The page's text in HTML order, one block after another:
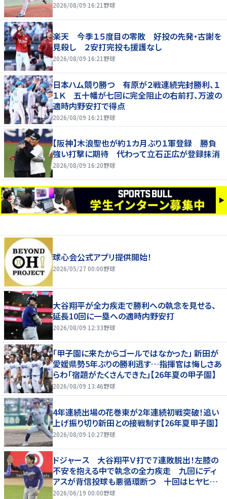
2026/08/09 16:21 野球
楽天 今季１５度目の零敗 好投の先発・古謝を
見殺し ２安打完投も援護なし
2026/08/09 16:21 野球
日本ハム競り勝つ 有原が２戦連続完封勝利、１
１Ｋ 五十幡が七回に完全阻止の右前打、万波の
適時内野安打で得点
2026/08/09 16:21 野球
【阪神】木浪聖也が約１カ月ぶり１軍登録 勝負
強い打撃に期待 代わって立石正広が登録抹消
2026/08/09 16:20野球
球心会公式アプリ提供開始！
2026/05/27 00:00野球
大谷翔平が全力疾走で勝利への執念を見せる、
延長10回に一塁への適時内野安打
2026/08/09 12:33野球
「甲子園に来たからゴールではなかった」 新田が
愛媛県勢5年ぶりの勝利逃す…指揮官は悔しさあ
らわ「宿題がたくさんできた」【26年夏の甲子園】
2026/08/09 13:46野球
4年連続出場の花巻東が2年連続初戦突破！追い
上げ振り切り新田との接戦制す【26年夏甲子園】
2026/08/09 10:27野球
ドジャース 大谷翔平Ｖ打で７連敗脱出！左膝の
不安を抱える中で執念の全力疾走 九回にディ
アスが背信投球も悪循環断つ 十回はヒヤヒヤ
もリード守る
2026/06/19 00:00野球